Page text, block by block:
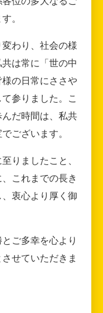
。
わり、社会の様
は常に「世の中
の日常にささや
参りました。こ
だ時間は、私共
ございます。
りましたこと、
これまでの長き
衷心より厚く御
ご多幸を心より
せていただきま